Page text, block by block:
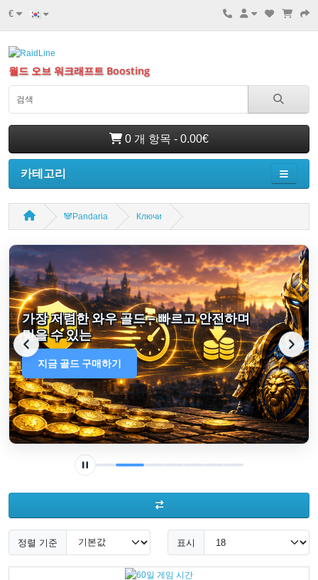
€
월드 오브 워크래프트 Boosting
0 개 항목 - 0.00€
카테고리
🐼Pandaria Ключи
가장 저렴한 와우 골드 – 빠르고 안전하며
믿을 수 있는
지금 골드 구매하기
정렬 기준 표시